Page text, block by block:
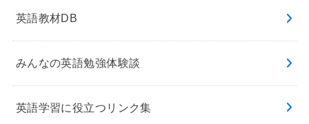
英語教材DB
みんなの英語勉強体験談
英語学習に役立つリンク集